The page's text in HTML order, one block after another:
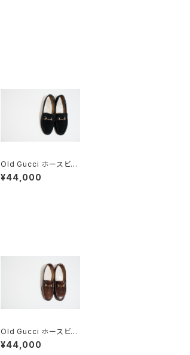
Old Gucci ホースビッ
トローファー 37C BK
Suede
¥44,000
Old Gucci ホースビッ
トローファー 35C DB
¥44,000